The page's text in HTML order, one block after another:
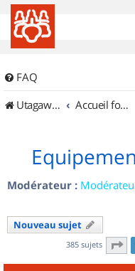
FAQ
UtagawaVTT (Randos VTT et VTTAE avec traces GPS)
Accueil forum
Modérateur :
Nouveau sujet
385 sujets